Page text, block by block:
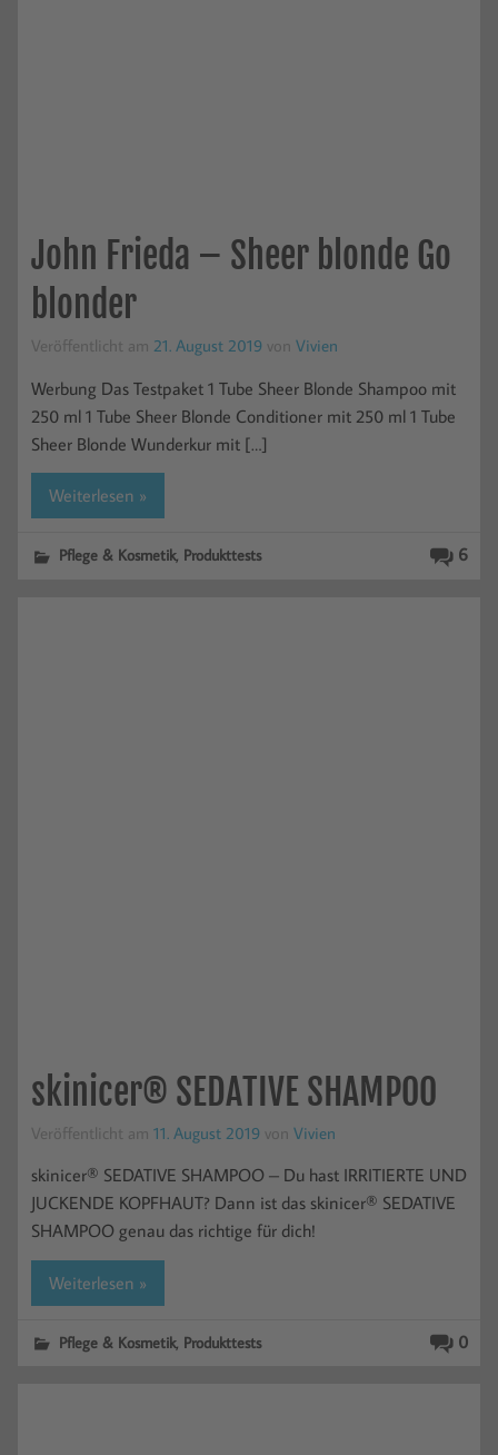
John Frieda – Sheer blonde Go
blonder
Veröffentlicht am 21. August 2019 von Vivien
Werbung Das Testpaket 1 Tube Sheer Blonde Shampoo mit
250 ml 1 Tube Sheer Blonde Conditioner mit 250 ml 1 Tube
Sheer Blonde Wunderkur mit […]
Weiterlesen »
6
Pflege & Kosmetik, Produkttests
skinicer® SEDATIVE SHAMPOO
Veröffentlicht am 11. August 2019 von Vivien
skinicer® SEDATIVE SHAMPOO – Du hast IRRITIERTE UND
JUCKENDE KOPFHAUT? Dann ist das skinicer® SEDATIVE
SHAMPOO genau das richtige für dich!
Weiterlesen »
0
Pflege & Kosmetik, Produkttests